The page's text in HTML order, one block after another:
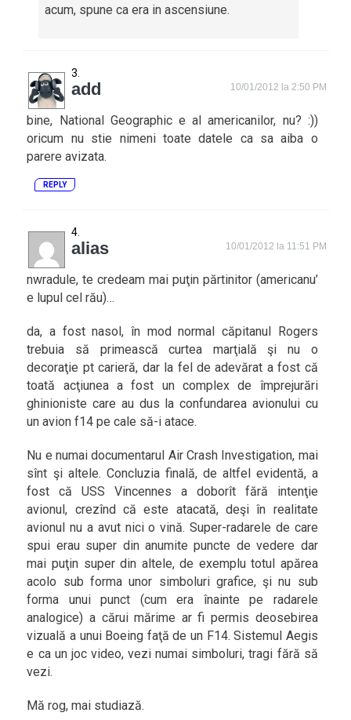
acum, spune ca era in ascensiune.
add 10/01/2012 la 2:50 PM
bine, National Geographic e al americanilor, nu? :))
oricum nu stie nimeni toate datele ca sa aiba o
parere avizata.
REPLY
alias 10/01/2012 la 11:51 PM
nwradule, te credeam mai puţin părtinitor (americanu’
e lupul cel rău)…
da, a fost nasol, în mod normal căpitanul Rogers
trebuia să primească curtea marţială şi nu o
decoraţie pt carieră, dar la fel de adevărat a fost că
toată acţiunea a fost un complex de împrejurări
ghinioniste care au dus la confundarea avionului cu
un avion f14 pe cale să-i atace.
Nu e numai documentarul Air Crash Investigation, mai
sînt şi altele. Concluzia finală, de altfel evidentă, a
fost că USS Vincennes a doborît fără intenţie
avionul, crezînd că este atacată, deşi în realitate
avionul nu a avut nici o vină. Super-radarele de care
spui erau super din anumite puncte de vedere dar
mai puţin super din altele, de exemplu totul apărea
acolo sub forma unor simboluri grafice, şi nu sub
forma unui punct (cum era înainte pe radarele
analogice) a cărui mărime ar fi permis deosebirea
vizuală a unui Boeing faţă de un F14. Sistemul Aegis
e ca un joc video, vezi numai simboluri, tragi fără să
vezi.
Mă rog, mai studiază.